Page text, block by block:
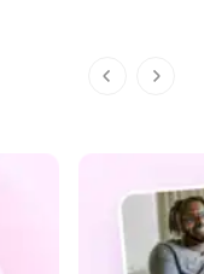
1 av 1 sider